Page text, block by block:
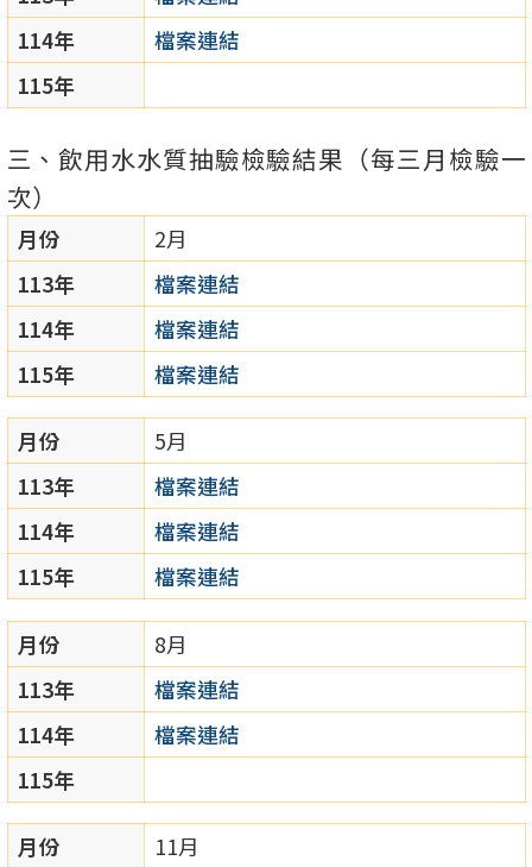
114年
檔案連結
115年
三、飲用水水質抽驗檢驗結果（每三月檢驗一
次）
月份
2月
113年
檔案連結
114年
檔案連結
115年
檔案連結
月份
5月
113年
檔案連結
114年
檔案連結
115年
檔案連結
月份
8月
113年
檔案連結
114年
檔案連結
115年
月份
11月